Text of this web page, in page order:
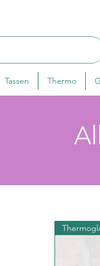
Tassen Thermo